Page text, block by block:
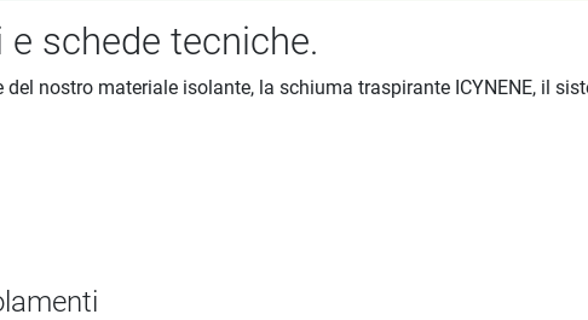
schede tecniche.
nostro materiale isolante, la schiuma traspirante ICYNENE, il